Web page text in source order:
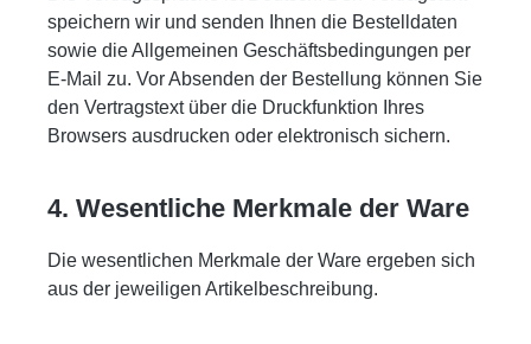
speichern wir und senden Ihnen die Bestelldaten
sowie die Allgemeinen Geschäftsbedingungen per
E-Mail zu. Vor Absenden der Bestellung können Sie
den Vertragstext über die Druckfunktion Ihres
Browsers ausdrucken oder elektronisch sichern.
4. Wesentliche Merkmale der Ware
Die wesentlichen Merkmale der Ware ergeben sich
aus der jeweiligen Artikelbeschreibung.